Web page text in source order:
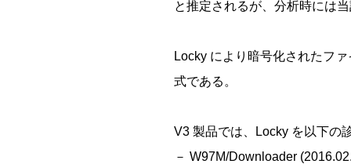
と推定されるが、分析時には
Locky により暗号化されたフ
式である。
V3 製品では、​Locky​ を以下の
－ W97M/Downloader